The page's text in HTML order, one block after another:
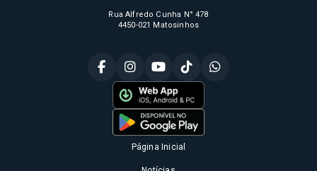
Rua Alfredo Cunha N° 478
4450-021 Matosinhos
Página Inicial